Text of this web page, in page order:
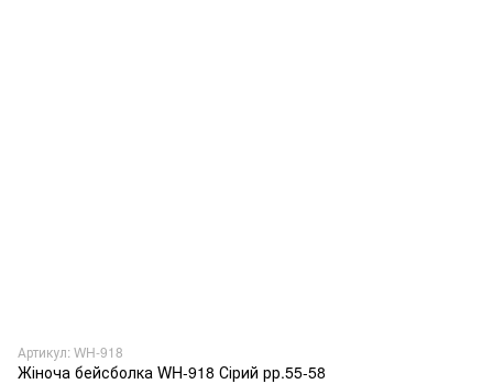
Артикул: WH-918
Жіноча бейсболка WH-918 Сірий рр.55-58